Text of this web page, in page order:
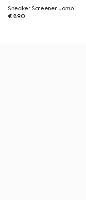
Sneaker Screener uomo
€ 890